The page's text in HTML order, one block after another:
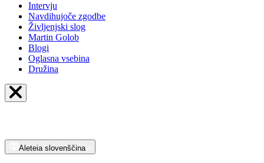
Intervju
Navdihujoče zgodbe
Življenjski slog
Martin Golob
Blogi
Oglasna vsebina
Družina
Aleteia slovenščina